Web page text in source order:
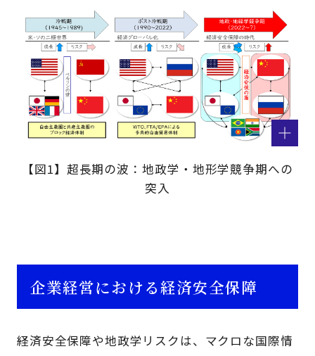
【図1】超長期の波：地政学・地形学競争期への
突入
企業経営における経済安全保障
経済安全保障や地政学リスクは、マクロな国際情